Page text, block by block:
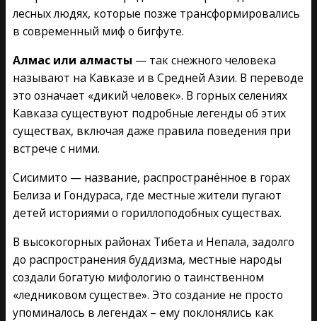
лесных людях, которые позже трансформировались
в современный миф о бигфуте.
Алмас или алмасты — так снежного человека
называют на Кавказе и в Средней Азии. В переводе
это означает «дикий человек». В горных селениях
Кавказа существуют подробные легенды об этих
существах, включая даже правила поведения при
встрече с ними.
Сисимито — название, распространённое в горах
Белиза и Гондураса, где местные жители пугают
детей историями о гориллоподобных существах.
В высокогорных районах Тибета и Непала, задолго
до распространения буддизма, местные народы
создали богатую мифологию о таинственном
«ледниковом существе». Это создание не просто
упоминалось в легендах – ему поклонялись как